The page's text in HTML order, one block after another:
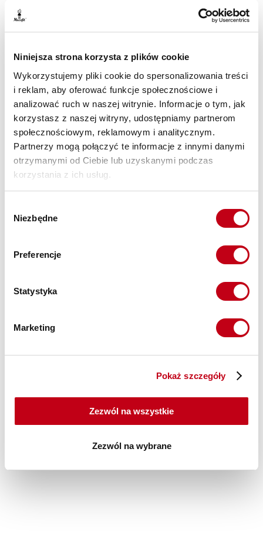
Niniejsza strona korzysta z plików cookie
Wykorzystujemy pliki cookie do spersonalizowania treści
i reklam, aby oferować funkcje społecznościowe i
analizować ruch w naszej witrynie. Informacje o tym, jak
korzystasz z naszej witryny, udostępniamy partnerom
społecznościowym, reklamowym i analitycznym.
Partnerzy mogą połączyć te informacje z innymi danymi
otrzymanymi od Ciebie lub uzyskanymi podczas
korzystania z ich usług.
zgody
Niezbędne
Preferencje
Statystyka
Marketing
Pokaż szczegóły
Zezwól na wszystkie
Zezwól na wybrane